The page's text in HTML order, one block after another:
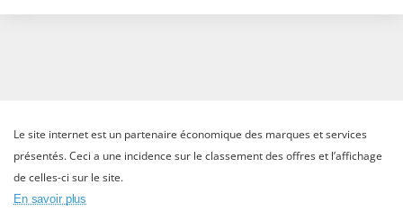
Le site internet est un partenaire économique des marques et services
présentés. Ceci a une incidence sur le classement des offres et l’affichage
de celles-ci sur le site.
En savoir plus